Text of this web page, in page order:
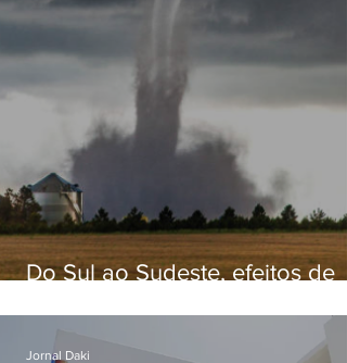
Do Sul ao Sudeste, efeitos de
apreensão na população
Jornal Daki